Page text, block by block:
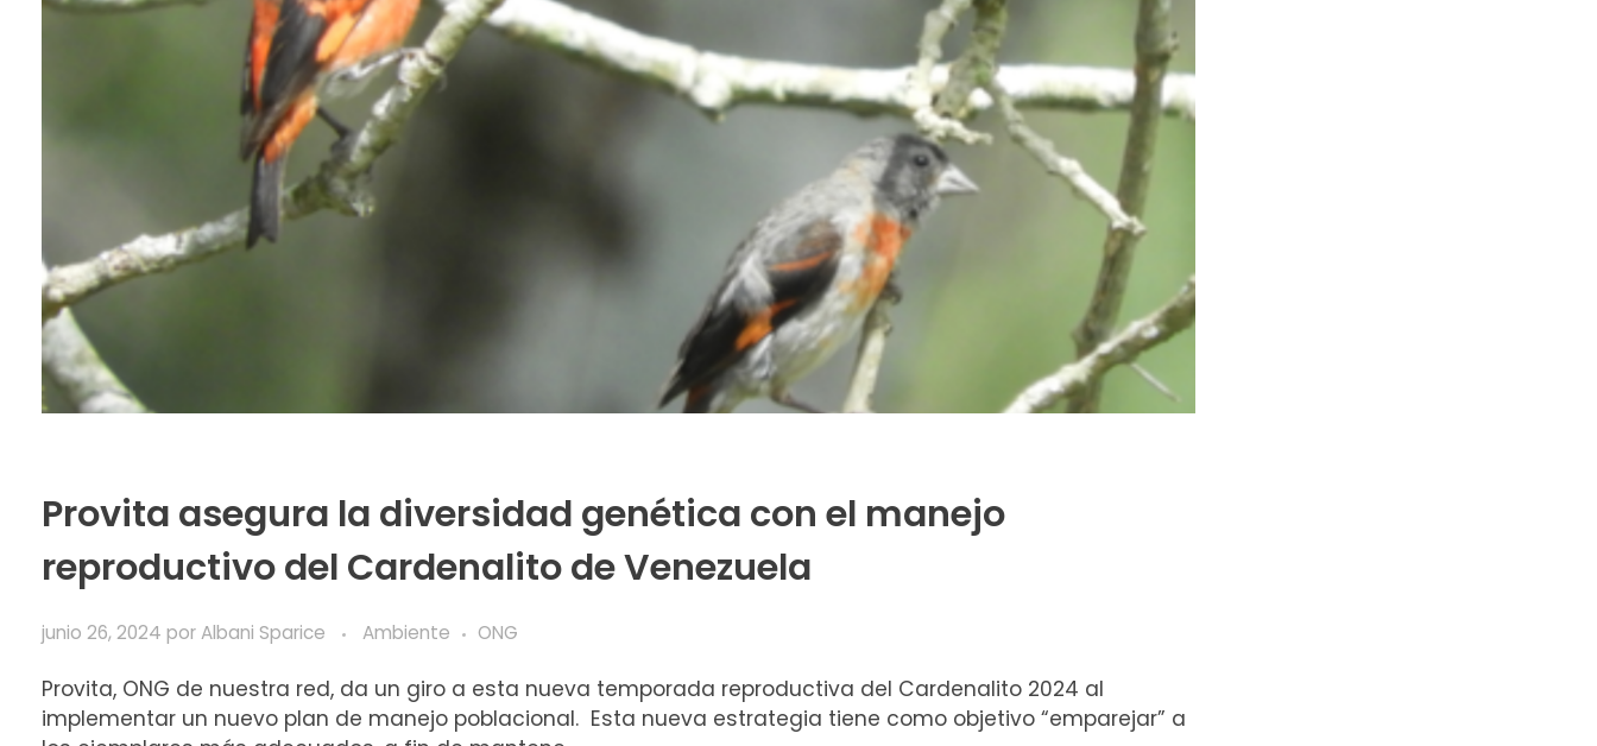
Provita asegura la diversidad genética con el manejo
reproductivo del Cardenalito de Venezuela
junio 26, 2024 porAlbani Sparice Ambiente ONG
Provita, ONG de nuestra red, da un giro a esta nueva temporada reproductiva del Cardenalito 2024 al
implementar un nuevo plan de manejo poblacional. Esta nueva estrategia tiene como objetivo “emparejar” a